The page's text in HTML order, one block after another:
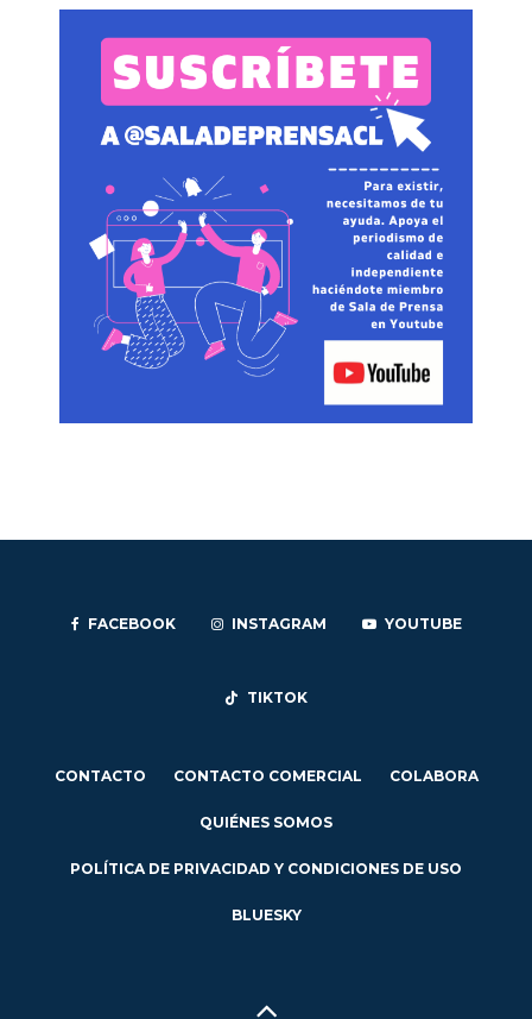
FACEBOOK INSTAGRAM YOUTUBE
TIKTOK
CONTACTO CONTACTO COMERCIAL COLABORA
QUIÉNES SOMOS
POLÍTICA DE PRIVACIDAD Y CONDICIONES DE USO
BLUESKY